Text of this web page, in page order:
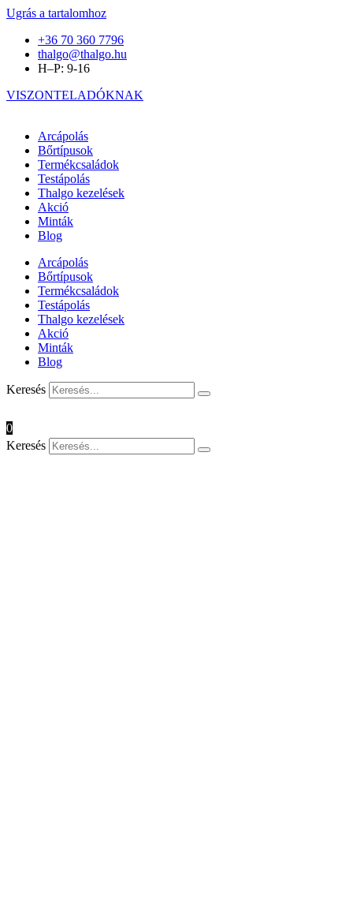
Ugrás a tartalomhoz
+36 70 360 7796
thalgo@thalgo.hu
H–P: 9-16
VISZONTELADÓKNAK
Arcápolás
Bőrtípusok
Termékcsaládok
Testápolás
Thalgo kezelések
Akció
Minták
Blog
Arcápolás
Bőrtípusok
Termékcsaládok
Testápolás
Thalgo kezelések
Akció
Minták
Blog
Keresés
0
Keresés